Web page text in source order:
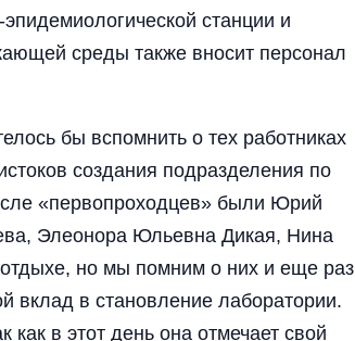
станции и
среды также вносит персонал
бы вспомнить о тех работниках
создания подразделения по
«первопроходцев» были Юрий
Элеонора Юльевна Дикая, Нина
но мы помним о них и еще раз
вклад в становление лаборатории.
в этот день она отмечает свой